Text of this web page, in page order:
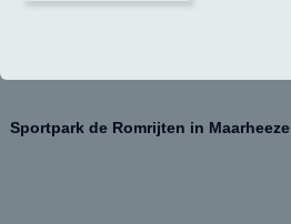
Sportpark de Romrijten in Maarheeze